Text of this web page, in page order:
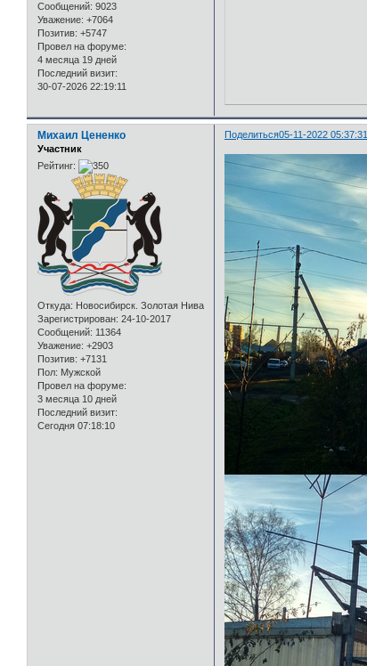
Сообщений: 9023
Уважение: +7064
Позитив: +5747
Провел на форуме:
4 месяца 19 дней
Последний визит:
30-07-2026 22:19:11
Поделиться05-11-2022 05:37:31
Михаил Цененко
Участник
Рейтинг:
Откуда: Новосибирск. Золотая Нива
Зарегистрирован: 24-10-2017
Сообщений: 11364
Уважение: +2903
Позитив: +7131
Пол: Мужской
Провел на форуме:
3 месяца 10 дней
Последний визит:
Сегодня 07:18:10